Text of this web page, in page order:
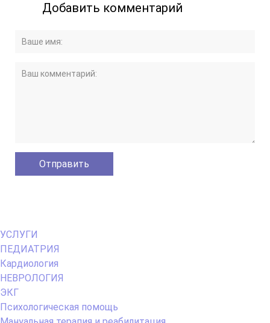
Добавить комментарий
Primary
Menu
УСЛУГИ
ПЕДИАТРИЯ
Кардиология
НЕВРОЛОГИЯ
ЭКГ
Психологическая помощь